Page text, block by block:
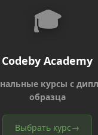
🎓
Codeby Academy
курсы с
образца
Выбрать курс→